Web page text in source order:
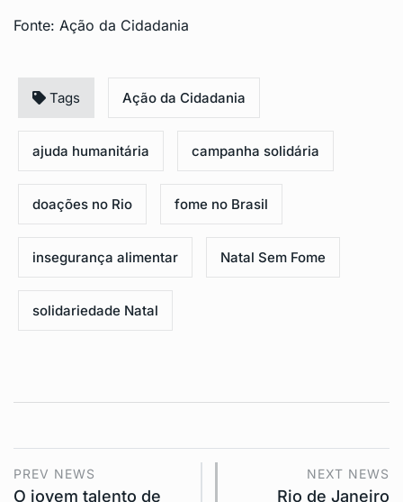
Fonte: Ação da Cidadania
Tags Ação da Cidadania
ajuda humanitária campanha solidária
doações no Rio fome no Brasil
insegurança alimentar Natal Sem Fome
solidariedade Natal
PREV NEWS
O jovem talento de
NEXT NEWS
Rio de Janeiro